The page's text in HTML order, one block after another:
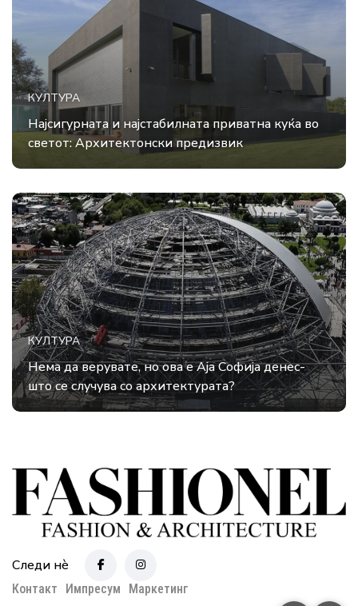
КУЛТУРА
Најсигурната и најстабилната приватна куќа во
светот: Архитектонски предизвик
КУЛТУРА
Нема да верувате, но ова е Аја Софија денес-
што се случува со архитектурата?
Следи нè
Контакт Импресум Маркетинг